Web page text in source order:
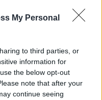
My Personal
to third parties, or
information for
the below opt-out
note that after your
continue seeing